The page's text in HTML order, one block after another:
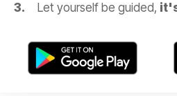
Let yourself be guided,